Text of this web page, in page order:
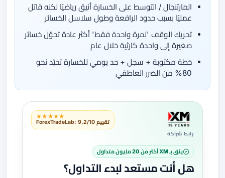
المارتنجال / التوسط على الخسارة أنيق رياضيًا لكنه قاتل
عمليًا بسبب حدود الرافعة وطول سلاسل الخسائر
تحريك الوقف 'لمرة واحدة فقط' أكثر عادة تحوّل خسائر
صغيرة إلى واحدة كارثية خلال عام
خطة مكتوبة + سجل + حد يومي للخسارة تحيّد نحو
80% من الضرر العاطفي
رابط شراكة
★★★★★
تقييم ForexTradeLab: 9.2/10
يثق بـ XM أكثر من 20 مليون متداول
هل أنت مستعد لبدء التداول؟